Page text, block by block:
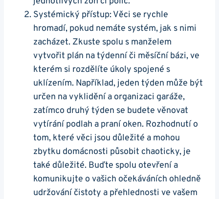
Systémický přístup: Věci se rychle
hromadí, pokud nemáte systém, jak s nimi
zacházet. Zkuste spolu s manželem
vytvořit plán na týdenní či měsíční bázi, ve
kterém si rozdělíte úkoly spojené s
uklízením. Například, jeden týden může být
určen na vyklidění a organizaci garáže,
zatímco druhý týden se budete věnovat
vytírání podlah a praní oken. Rozhodnutí o
tom, které věci jsou důležité a mohou
zbytku domácnosti působit chaoticky, je
také důležité. Buďte spolu otevření a
komunikujte o vašich očekáváních ohledně
udržování čistoty a přehlednosti ve vašem